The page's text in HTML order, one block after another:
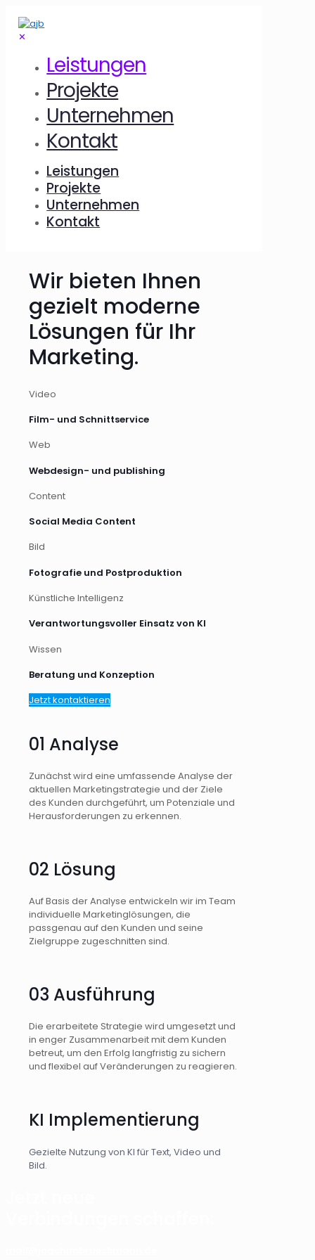
✕
Leistungen
Projekte
Unternehmen
Kontakt
Leistungen
Projekte
Unternehmen
Kontakt
Wir bieten Ihnen
gezielt moderne
Lösungen für Ihr
Marketing.
Video
Film- und Schnittservice
Web
Webdesign- und publishing
Content
Social Media Content
Bild
Fotografie und Postproduktion
Künstliche Intelligenz
Verantwortungsvoller Einsatz von KI
Wissen
Beratung und Konzeption
Jetzt kontaktieren
01 Analyse
Zunächst wird eine umfassende Analyse der
aktuellen Marketingstrategie und der Ziele
des Kunden durchgeführt, um Potenziale und
Herausforderungen zu erkennen.
02 Lösung
Auf Basis der Analyse entwickeln wir im Team
individuelle Marketinglösungen, die
passgenau auf den Kunden und seine
Zielgruppe zugeschnitten sind.
03 Ausführung
Die erarbeitete Strategie wird umgesetzt und
in enger Zusammenarbeit mit dem Kunden
betreut, um den Erfolg langfristig zu sichern
und flexibel auf Veränderungen zu reagieren.
KI Implementierung
Gezielte Nutzung von KI für Text, Video und
Bild.